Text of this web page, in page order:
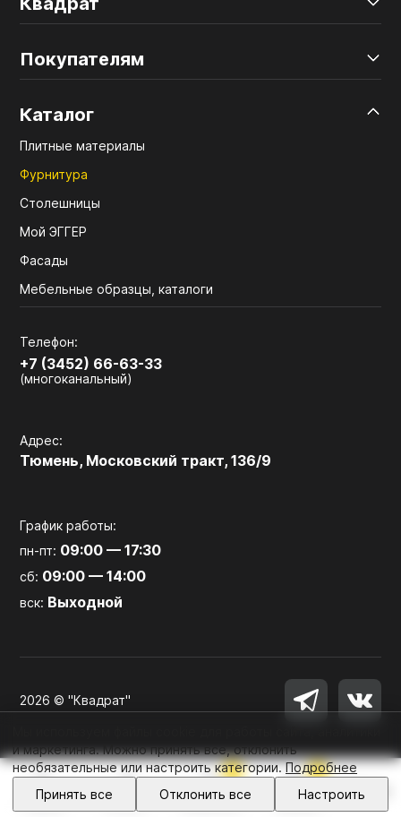
Главная Каталог Избранное
0
Корзина
0
Войти
Покупателям
Каталог
Плитные материалы
Фурнитура
Столешницы
Мой ЭГГЕР
Фасады
Мебельные образцы, каталоги
Телефон:
+7 (3452) 66-63-33
(многоканальный)
Адрес:
Тюмень, Московский тракт, 136/9
График работы:
пн-пт: 09:00 — 17:30
сб: 09:00 — 14:00
вск: Выходной
2026 © "Квадрат"
и маркетинга. Можно принять все, отклонить
необязательные или настроить категории.Подробнее
Принять все
Отклонить все Настроить